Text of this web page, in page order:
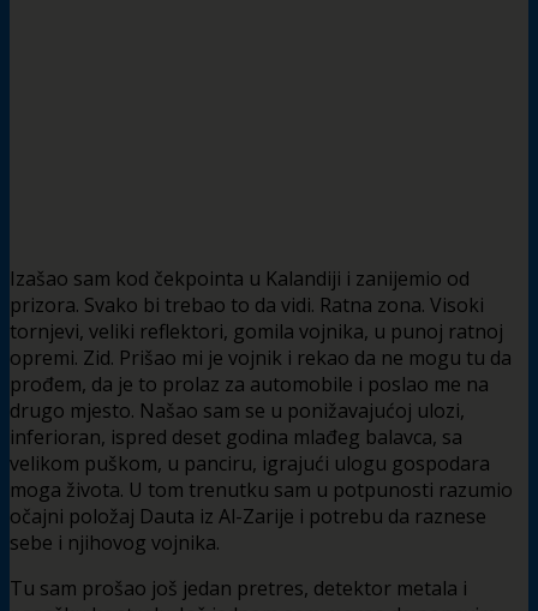
Izašao sam kod čekpointa u Kalandiji i zanijemio od
prizora. Svako bi trebao to da vidi. Ratna zona. Visoki
tornjevi, veliki reflektori, gomila vojnika, u punoj ratnoj
opremi. Zid. Prišao mi je vojnik i rekao da ne mogu tu da
prođem, da je to prolaz za automobile i poslao me na
drugo mjesto. Našao sam se u ponižavajućoj ulozi,
inferioran, ispred deset godina mlađeg balavca, sa
velikom puškom, u panciru, igrajući ulogu gospodara
moga života. U tom trenutku sam u potpunosti razumio
očajni položaj Dauta iz Al-Zarije i potrebu da raznese
sebe i njihovog vojnika.
Tu sam prošao još jedan pretres, detektor metala i